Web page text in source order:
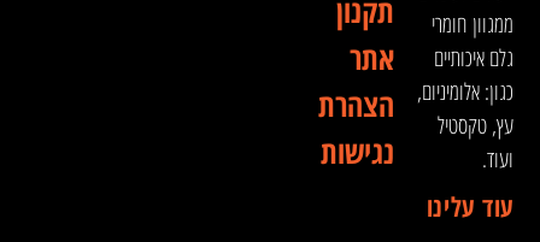
ממגוון חומרי
גלם איכותיים
כגון: אלומיניום,
עץ, טקסטיל
ועוד.
עוד עלינו
תקנון
אתר
הצהרת
נגישות